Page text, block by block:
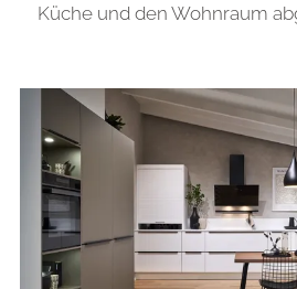
Küche und den Wohnraum